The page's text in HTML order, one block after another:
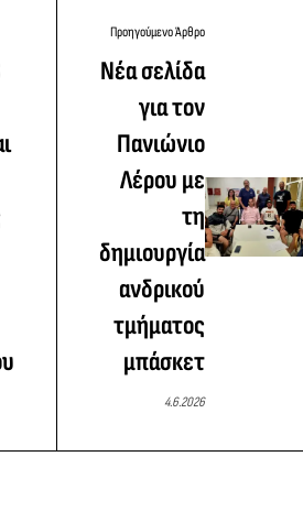
Προηγούμενο Άρθρο
Νέα σελίδα
για τον
Πανιώνιο
Λέρου με
τη
δημιουργία
ανδρικού
τμήματος
μπάσκετ
4.6.2026